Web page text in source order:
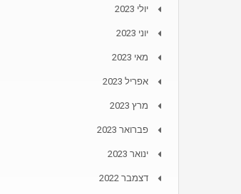
יולי 2023
יוני 2023
מאי 2023
אפריל 2023
מרץ 2023
פברואר 2023
ינואר 2023
דצמבר 2022